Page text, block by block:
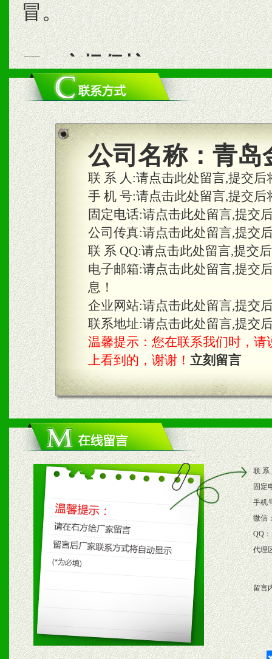
冒。
二、市场保护
1、统一市场价格；建立全
商利润。
2、区域独家经营；建立区
合作关系。
三、物料及媒体
1、免费提供体验及宣传彩
2、不定期在各大知名网站
知名度和影响力。
3、根据地方实际情况提供
具。
四、市场操作及支持
1、根据区域市场协助制定
2、根据具体情况公司给予
3、根据市场需要，派驻区
保产品顺利销售。
4、根据市场情况公司给予
购支持。
五、退换货制度
1、给予前期市场操作一定
公司名称： 青岛
联 系 人:请点击此处留言,提交
手 机 号:请点击此处留言,提交
固定电话:请点击此处留言,提交
公司传真:请点击此处留言,提交
联 系 QQ:请点击此处留言,提交
电子邮箱:请点击此处留言,提交
息！
企业网站:请点击此处留言,提交
联系地址:请点击此处留言,提交
温馨提示：您在联系我们时，请
上看到的，谢谢！ 立刻留言
联 系
固定
手机
微信
QQ：
代理
留言